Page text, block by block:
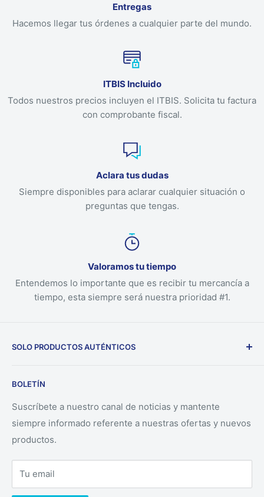
Entregas
Hacemos llegar tus órdenes a cualquier parte del mundo.
ITBIS Incluido
Todos nuestros precios incluyen el ITBIS. Solicita tu factura
con comprobante fiscal.
Aclara tus dudas
Siempre disponibles para aclarar cualquier situación o
preguntas que tengas.
Valoramos tu tiempo
Entendemos lo importante que es recibir tu mercancía a
tiempo, esta siempre será nuestra prioridad #1.
SOLO PRODUCTOS AUTÉNTICOS
directamente desde los fabricantes.
BOLETÍN
Suscríbete a nuestro canal de noticias y mantente
siempre informado referente a nuestras ofertas y nuevos
productos.
Tu email